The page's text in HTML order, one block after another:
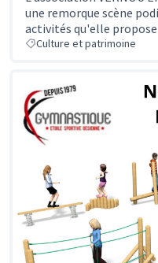
une remorque scène
activités qu'elle
Culture et patrimoine